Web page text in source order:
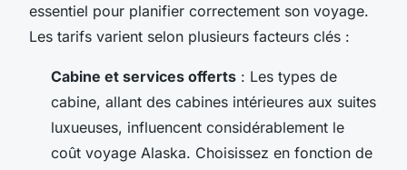
essentiel pour planifier correctement son voyage.
Les tarifs varient selon plusieurs facteurs clés :
Cabine et services offerts : Les types de
cabine, allant des cabines intérieures aux suites
luxueuses, influencent considérablement le
coût voyage Alaska. Choisissez en fonction de